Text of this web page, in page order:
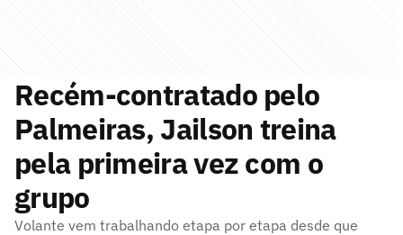
Recém-contratado pelo
Palmeiras, Jailson treina
pela primeira vez com o
grupo
Volante vem trabalhando etapa por etapa desde que